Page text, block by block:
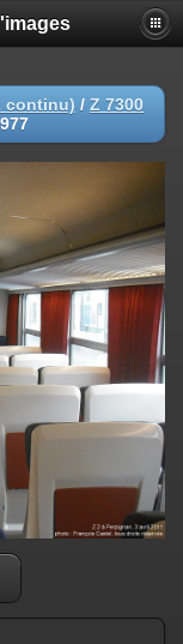
continu) / Z 7300